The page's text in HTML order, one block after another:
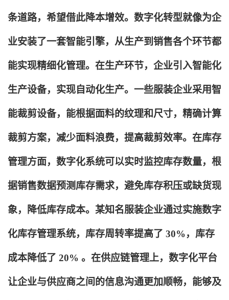
条道路，希望借此降本增效。数字化转型就像为企
业安装了一套智能引擎，从生产到销售各个环节都
能实现精细化管理。在生产环节，企业引入智能化
生产设备，实现自动化生产。一些服装企业采用智
能裁剪设备，能根据面料的纹理和尺寸，精确计算
裁剪方案，减少面料浪费，提高裁剪效率。在库存
管理方面，数字化系统可以实时监控库存数量，根
据销售数据预测库存需求，避免库存积压或缺货现
象，降低库存成本。某知名服装企业通过实施数字
化库存管理系统，库存周转率提高了 30%，库存
成本降低了 20% 。在供应链管理上，数字化平台
让企业与供应商之间的信息沟通更加顺畅，能够及